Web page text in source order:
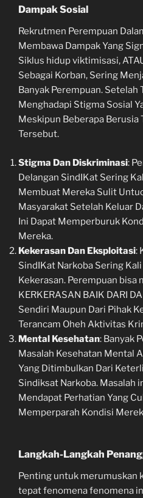
Dampak Sosial
Rekrutmen Perempuan
Membawa Dampak Yang
Siklus hidup viktimisasi,
Sebagai Korban, Sering
Banyak Perempuan.
Menghadapi Stigma Sosial
Meskipun Beberapa Berusia
Tersebut.
Stigma Dan Diskriminasi:
Delangan SindIKat Sering
Membuat Mereka Sulit
Masyarakat Setelah Keluar
Ini Dapat Memperburuk
Mereka.
Kekerasan Dan Eksploitasi:
SindIKat Narkoba Sering
Kekerasan. Perempuan bisa
KERKERASAN BAIK DARI
Sendiri Maupun Dari Pihak
Terancam Oheh Aktivitas
Mental Kesehatan: Banyak
Masalah Kesehatan Mental
Yang Ditimbulkan Dari
Sindiksat Narkoba. Masalah
Mendapat Perhatian Yang
Memperparah Kondisi
Langkah-Langkah
Penting untuk merumuskan
tepat fenomena fenomena